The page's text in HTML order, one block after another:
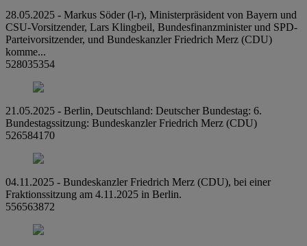
28.05.2025 - Markus Söder (l-r), Ministerpräsident von Bayern und
CSU-Vorsitzender, Lars Klingbeil, Bundesfinanzminister und SPD-
Parteivorsitzender, und Bundeskanzler Friedrich Merz (CDU)
komme...
528035354
21.05.2025 - Berlin, Deutschland: Deutscher Bundestag: 6.
Bundestagssitzung: Bundeskanzler Friedrich Merz (CDU)
526584170
04.11.2025 - Bundeskanzler Friedrich Merz (CDU), bei einer
Fraktionssitzung am 4.11.2025 in Berlin.
556563872